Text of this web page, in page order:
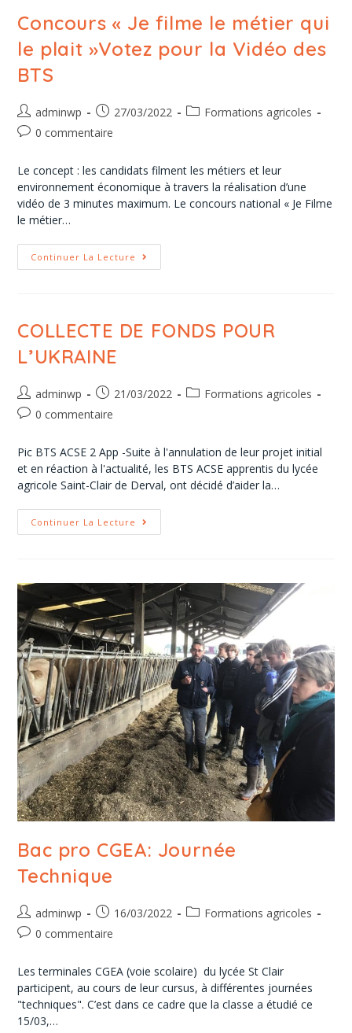
Concours « Je filme le métier qui
le plait »Votez pour la Vidéo des
BTS
adminwp 27/03/2022
Formations agricoles
0 commentaire
Le concept : les candidats filment les métiers et leur
environnement économique à travers la réalisation d’une
vidéo de 3 minutes maximum. Le concours national « Je Filme
le métier…
Continuer La Lecture
COLLECTE DE FONDS POUR
L’UKRAINE
adminwp 21/03/2022
Formations agricoles
0 commentaire
Pic BTS ACSE 2 App -Suite à l'annulation de leur projet initial
et en réaction à l'actualité, les BTS ACSE apprentis du lycée
agricole Saint-Clair de Derval, ont décidé d’aider la…
Continuer La Lecture
Bac pro CGEA: Journée
Technique
adminwp 16/03/2022
Formations agricoles
0 commentaire
Les terminales CGEA (voie scolaire) du lycée St Clair
participent, au cours de leur cursus, à différentes journées
"techniques". C’est dans ce cadre que la classe a étudié ce
15/03,…